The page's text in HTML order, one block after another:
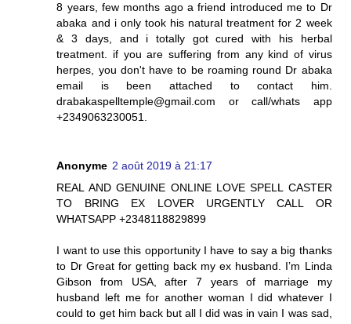
8 years, few months ago a friend introduced me to Dr
abaka and i only took his natural treatment for 2 week
& 3 days, and i totally got cured with his herbal
treatment. if you are suffering from any kind of virus
herpes, you don't have to be roaming round Dr abaka
email is been attached to contact him.
drabakaspelltemple@gmail.com or call/whats app
+2349063230051.
Anonyme 2 août 2019 à 21:17
REAL AND GENUINE ONLINE LOVE SPELL CASTER
TO BRING EX LOVER URGENTLY CALL OR
WHATSAPP +2348118829899
I want to use this opportunity I have to say a big thanks
to Dr Great for getting back my ex husband. I’m Linda
Gibson from USA, after 7 years of marriage my
husband left me for another woman I did whatever I
could to get him back but all I did was in vain I was sad,